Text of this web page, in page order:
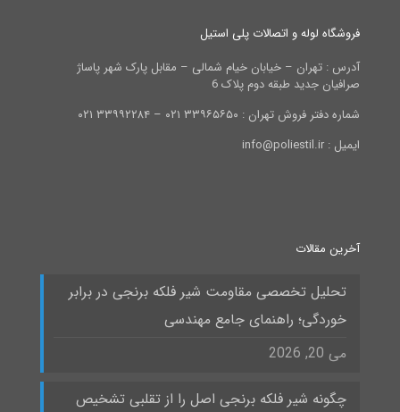
فروشگاه لوله و اتصالات پلی استیل
آدرس : تهران – خیابان خیام شمالی – مقابل پارک شهر پاساژ
صرافیان جدید طبقه دوم پلاک 6
شماره دفتر فروش تهران : ۳۳۹۶۵۶۵۰ ۰۲۱ – ۳۳۹۹۲۲۸۴ ۰۲۱
ایمیل : info@poliestil.ir
آخرین مقالات
تحلیل تخصصی مقاومت شیر فلکه برنجی در برابر
خوردگی؛ راهنمای جامع مهندسی
می 20, 2026
چگونه شیر فلکه برنجی اصل را از تقلبی تشخیص